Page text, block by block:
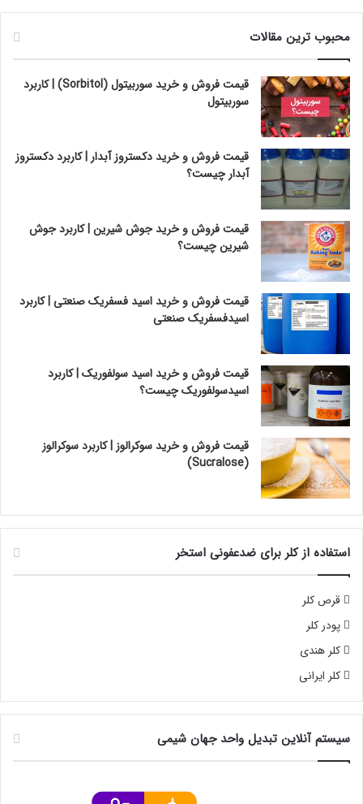
محبوب ترین مقالات
قیمت فروش و خرید سوربیتول (Sorbitol) | کاربرد
سوربیتول
قیمت فروش و خرید دکستروز آبدار | کاربرد دکستروز
آبدار چیست؟
قیمت فروش و خرید جوش شیرین | کاربرد جوش
شیرین چیست؟
قیمت فروش و خرید اسید فسفریک صنعتی | کاربرد
اسیدفسفریک صنعتی
قیمت فروش و خرید اسید سولفوریک | کاربرد
اسیدسولفوریک چیست؟
قیمت فروش و خرید سوکرالوز | کاربرد سوکرالوز
(Sucralose)
استفاده از کلر برای ضدعفونی استخر
قرص کلر
پودر کلر
کلر هندی
کلر ایرانی
سیستم آنلاین تبدیل واحد جهان شیمی